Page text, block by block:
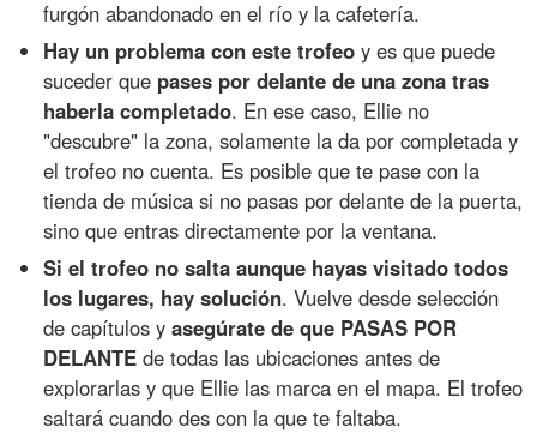
furgón abandonado en el río y la cafetería.
Hay un problema con este trofeo y es que puede
suceder que pases por delante de una zona tras
haberla completado. En ese caso, Ellie no
"descubre" la zona, solamente la da por completada y
el trofeo no cuenta. Es posible que te pase con la
tienda de música si no pasas por delante de la puerta,
sino que entras directamente por la ventana.
Si el trofeo no salta aunque hayas visitado todos
los lugares, hay solución. Vuelve desde selección
de capítulos yasegúrate de que PASAS POR
DELANTE de todas las ubicaciones antes de
explorarlas y que Ellie las marca en el mapa. El trofeo
saltará cuando des con la que te faltaba.